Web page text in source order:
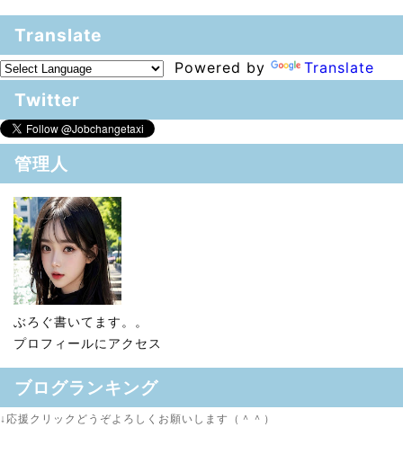
Translate
Powered by Translate
Twitter
管理人
ぶろぐ書いてます。。
プロフィールにアクセス
ブログランキング
↓応援クリックどうぞよろしくお願いします（＾＾）